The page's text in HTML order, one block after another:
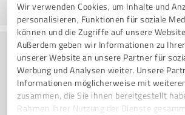
Wir verwenden Cookies, um Inhalte und
personalisieren, Funktionen für soziale
können und die Zugriffe auf unsere
Außerdem geben wir Informationen zu
unserer Website an unsere Partner für
Werbung und Analysen weiter. Unsere
Informationen möglicherweise mit
zusammen, die Sie ihnen bereitgestellt
Rahmen Ihrer Nutzung der Dienste
Rådgivning